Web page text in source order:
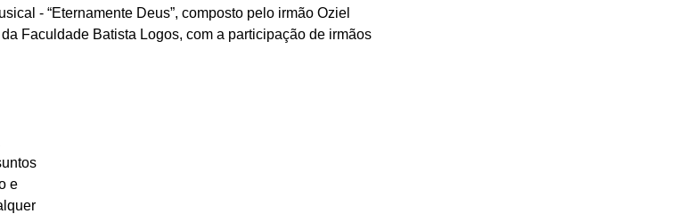
- “Eternamente Deus”, composto pelo irmão Oziel
Faculdade Batista Logos, com a participação de irmãos
e